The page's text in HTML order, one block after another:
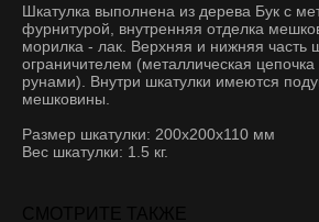
Шкатулка выполнена из дерева Бук с
фурнитурой, внутренняя отделка
морилка - лак. Верхняя и нижняя часть
ограничителем (металлическая
рунами). Внутри шкатулки имеются
мешковины.
Размер шкатулки: 200x200x110 мм
Вес шкатулки: 1.5 кг.